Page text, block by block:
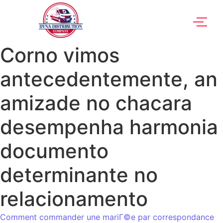
Corno vimos
antecedentemente, an
amizade no chacara
desempenha harmonia
documento
determinante no
relacionamento
Comment commander une mariГ©e par correspondance